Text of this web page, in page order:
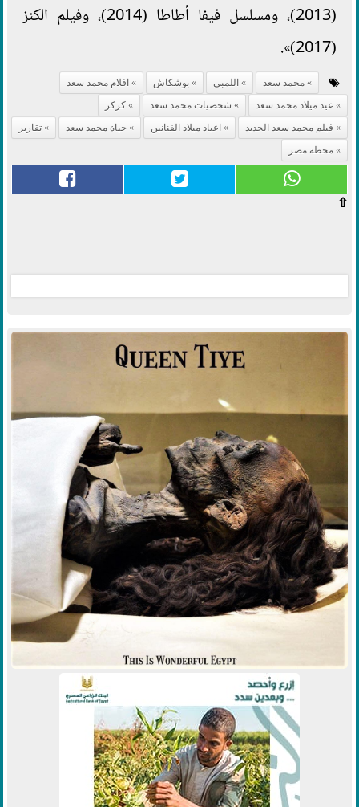
(2013)، ومسلسل فيفا أطاطا (2014)، وفيلم الكنز
(2017)».
محمد سعد اللمبى بوشكاش
افلام محمد سعد
عيد ميلاد محمد سعد
شخصيات محمد سعد
كركر
فيلم محمد سعد الجديد
اعياد ميلاد الفنانين حياة محمد سعد
تقارير
محطة مصر
⇧